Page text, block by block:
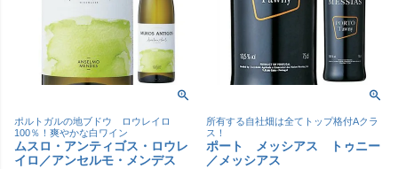
ポルトガルの地ブドウ ロウレイロ
100％！爽やかな白ワイン
ムスロ・アンティゴス・ロウレ
イロ／アンセルモ・メンデス
所有する自社畑は全てトップ格付Aクラ
ス！
ポート メッシアス トゥニー
／メッシアス